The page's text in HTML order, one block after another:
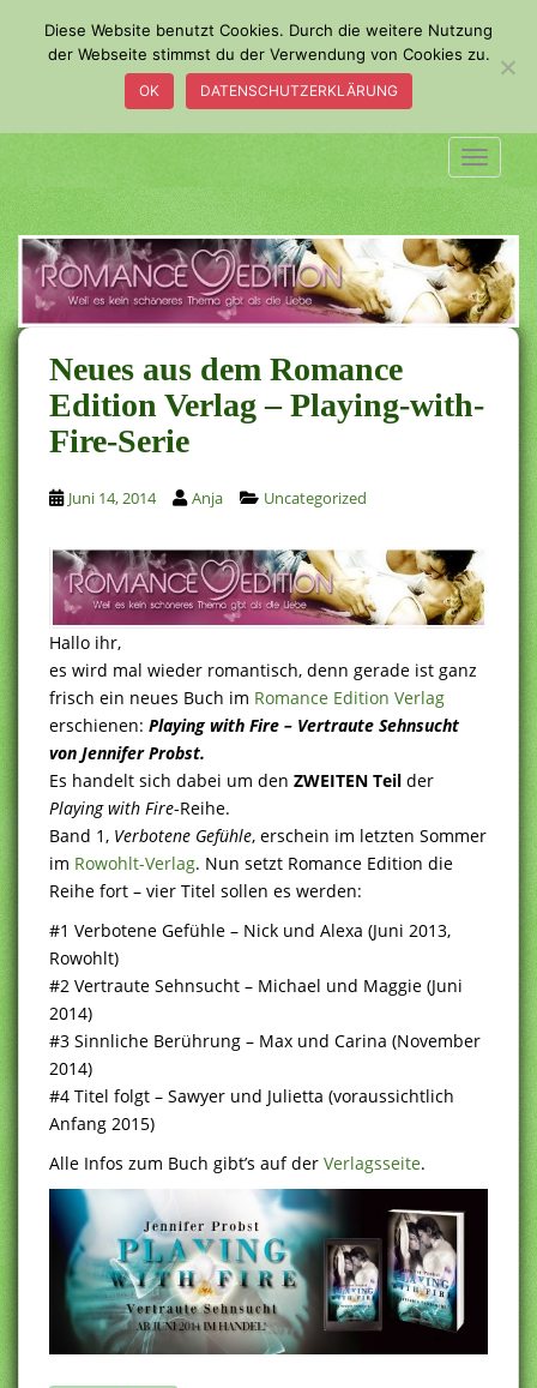
a
i
n
c
o
n
t
e
n
t
Neues aus dem Romance
Edition Verlag – Playing-with-
Fire-Serie
Juni 14, 2014 Anja Uncategorized
Hallo ihr,
es wird mal wieder romantisch, denn gerade ist ganz
frisch ein neues Buch im Romance Edition Verlag
erschienen: Playing with Fire – Vertraute Sehnsucht
von Jennifer Probst.
Es handelt sich dabei um den ZWEITEN Teil der
Playing with Fire-Reihe.
Band 1, Verbotene Gefühle, erschein im letzten Sommer
im Rowohlt-Verlag. Nun setzt Romance Edition die
Reihe fort – vier Titel sollen es werden:
#1 Verbotene Gefühle – Nick und Alexa (Juni 2013,
Rowohlt)
#2 Vertraute Sehnsucht – Michael und Maggie (Juni
2014)
#3 Sinnliche Berührung – Max und Carina (November
2014)
#4 Titel folgt – Sawyer und Julietta (voraussichtlich
Anfang 2015)
Alle Infos zum Buch gibt’s auf der Verlagsseite.
Diese Website benutzt Cookies. Durch die weitere Nutzung
der Webseite stimmst du der Verwendung von Cookies zu.
OK DATENSCHUTZERKLÄRUNG